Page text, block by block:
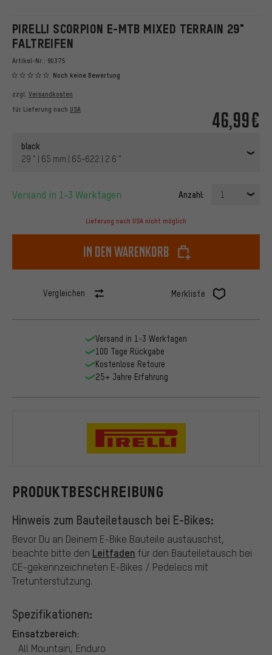
PIRELLI SCORPION E-MTB MIXED TERRAIN 29"
FALTREIFEN
Artikel-Nr.: 90375
Noch keine Bewertung
46,99€
zzgl. Versandkosten
für Lieferung nach USA
black
29 " | 65 mm | 65-622 | 2.6 "
Versand in 1-3 Werktagen Anzahl: 1
Lieferung nach USA nicht möglich
In den Warenkorb
Vergleichen Merkliste
PRODUKTBESCHREIBUNG
Hinweis zum Bauteiletausch bei E-Bikes:
Bevor Du an Deinem E-Bike Bauteile austauschst,
beachte bitte den Leitfaden für den Bauteiletausch bei
CE-gekennzeichneten E-Bikes / Pedelecs mit
Tretunterstützung.
Spezifikationen:
Einsatzbereich:
All Mountain, Enduro
Versand in 1-3 Werktagen
100 Tage Rückgabe
Kostenlose Retoure
25+ Jahre Erfahrung